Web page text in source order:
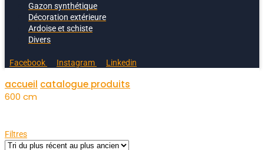
Gazon synthétique
Décoration extérieure
Ardoise et schiste
Divers
Facebook Instagram Linkedin
accueil catalogue produits
600 cm
Filtres